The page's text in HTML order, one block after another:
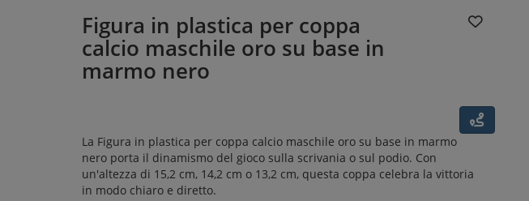
Figura in plastica per coppa
calcio maschile oro su base in
marmo nero
La Figura in plastica per coppa calcio maschile oro su base in marmo
nero porta il dinamismo del gioco sulla scrivania o sul podio. Con
un'altezza di 15,2 cm, 14,2 cm o 13,2 cm, questa coppa celebra la vittoria
in modo chiaro e diretto.